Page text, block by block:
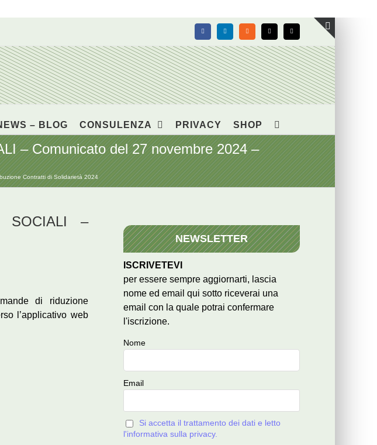
FacebookLinkedIn Rss X Email
– BLOG CONSULENZA PRIVACY SHOP
– Comunicato del 27 novembre 2024 –
Contratti di Solidarietà 2024
SOCIALI –
di riduzione
l’applicativo web
NEWSLETTER
ISCRIVETEVI
per essere sempre aggiornarti, lascia
nome ed email qui sotto riceverai una
email con la quale potrai confermare
l'iscrizione.
Nome
Email
Si accetta il trattamento dei dati e letto
l'informativa sulla privacy.
Toggle
area
barra
scorrevole